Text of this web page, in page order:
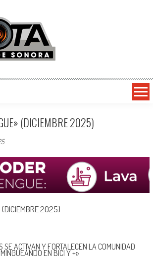
De Sonora
(DICIEMBRE 2025)
(DICIEMBRE 2025)
SE ACTIVAN Y FORTALECEN LA COMUNIDAD
EN BICI Y +»